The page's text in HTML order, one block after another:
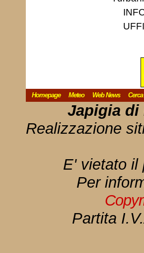
Homepage Meteo Web News Cerca
Japigia di
Realizzazione
E' vietato il
Per
Partita